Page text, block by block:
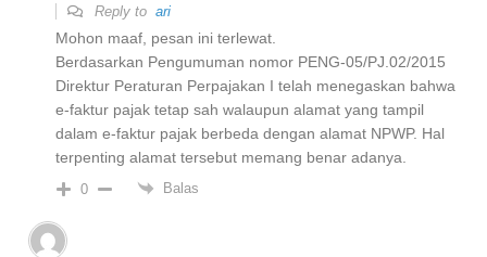
Reply to ari
Mohon maaf, pesan ini terlewat.
Berdasarkan Pengumuman nomor PENG-05/PJ.02/2015
Direktur Peraturan Perpajakan I telah menegaskan bahwa
e-faktur pajak tetap sah walaupun alamat yang tampil
dalam e-faktur pajak berbeda dengan alamat NPWP. Hal
terpenting alamat tersebut memang benar adanya.
0 Balas